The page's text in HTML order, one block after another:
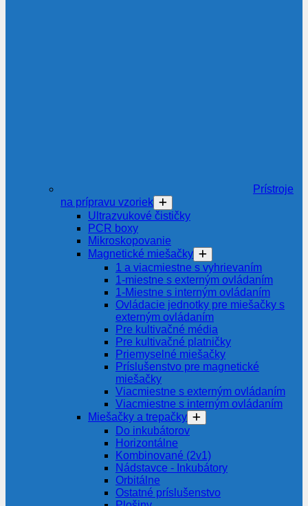
Prístroje
na prípravu vzoriek
Ultrazvukové čističky
PCR boxy
Mikroskopovanie
Magnetické miešačky
1 a viacmiestne s vyhrievaním
1-miestne s externým ovládaním
1-Miestne s interným ovládaním
Ovládacie jednotky pre miešačky s
externým ovládaním
Pre kultivačné média
Pre kultivačné platničky
Priemyselné miešačky
Príslušenstvo pre magnetické
miešačky
Viacmiestne s externým ovládaním
Viacmiestne s interným ovládaním
Miešačky a trepačky
Do inkubátorov
Horizontálne
Kombinované (2v1)
Nádstavce - Inkubátory
Orbitálne
Ostatné príslušenstvo